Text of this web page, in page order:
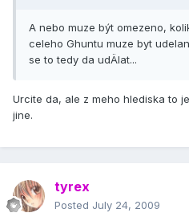
A nebo muze být omezeno,
celeho Ghuntu muze byt
se to tedy da udÄlat...
Urcite da, ale z meho hlediska to
jine.
tyrex
Posted July 24, 2009